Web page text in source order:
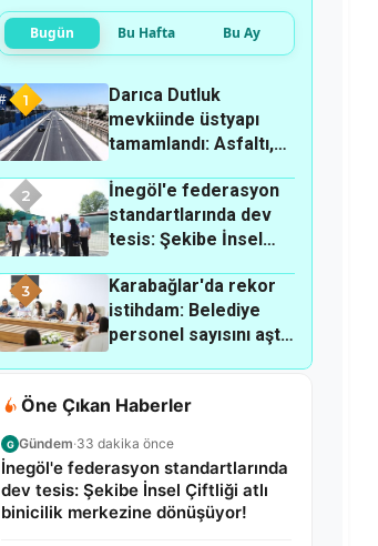
Bugün Bu Hafta Bu Ay
1
Darıca Dutluk
mevkiinde üstyapı
tamamlandı: Asfaltı,
aydınlatmasıyla
yenilendi!
2
İnegöl'e federasyon
standartlarında dev
tesis: Şekibe İnsel
merkezine
dönüşüyor!
3
Karabağlar'da rekor
istihdam: Belediye
personel sayısını aştı,
Öne Çıkan Haberler
G Gündem·33 dakika önce
İnegöl'e federasyon standartlarında
dev tesis: Şekibe İnsel Çiftliği atlı
binicilik merkezine dönüşüyor!